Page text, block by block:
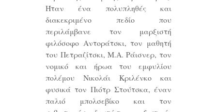
Ήταν ένα πολυπληθές και
διακεκριμένο πεδίο που
περιλάμβανε τον μαρξιστή
φιλόσοφο Αντοράτσκι, τον μαθητή
του Πετραζίτσκι, Μ.Α. Ράισνερ, τον
νομικό και ήρωα του εμφυλίου
πολέμου Νικολάι Κριλένκο και
φυσικά τον Πιότρ Στούτσκα, έναν
παλιό μπολσεβίκο και τον